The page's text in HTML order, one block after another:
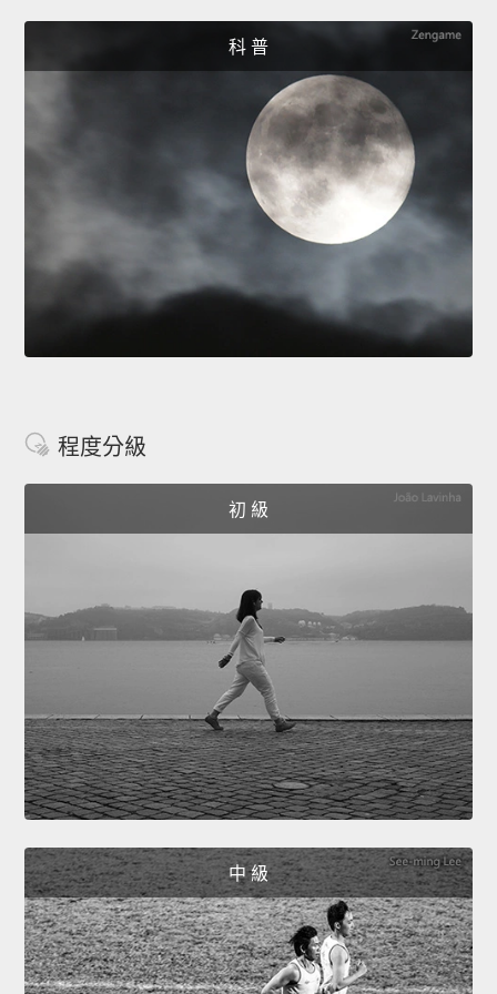
科 普
程度分級
初 級
中 級